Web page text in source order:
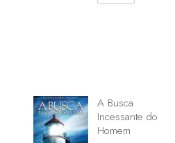
A Busca
Incessante do
Homem